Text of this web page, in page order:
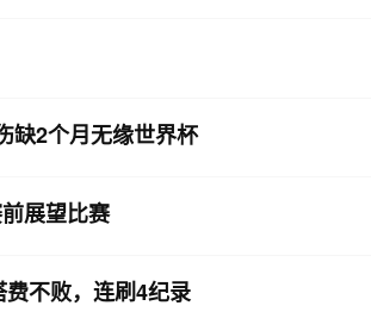
缺2个月无缘世界杯
展望比赛
不败，连刷4纪录